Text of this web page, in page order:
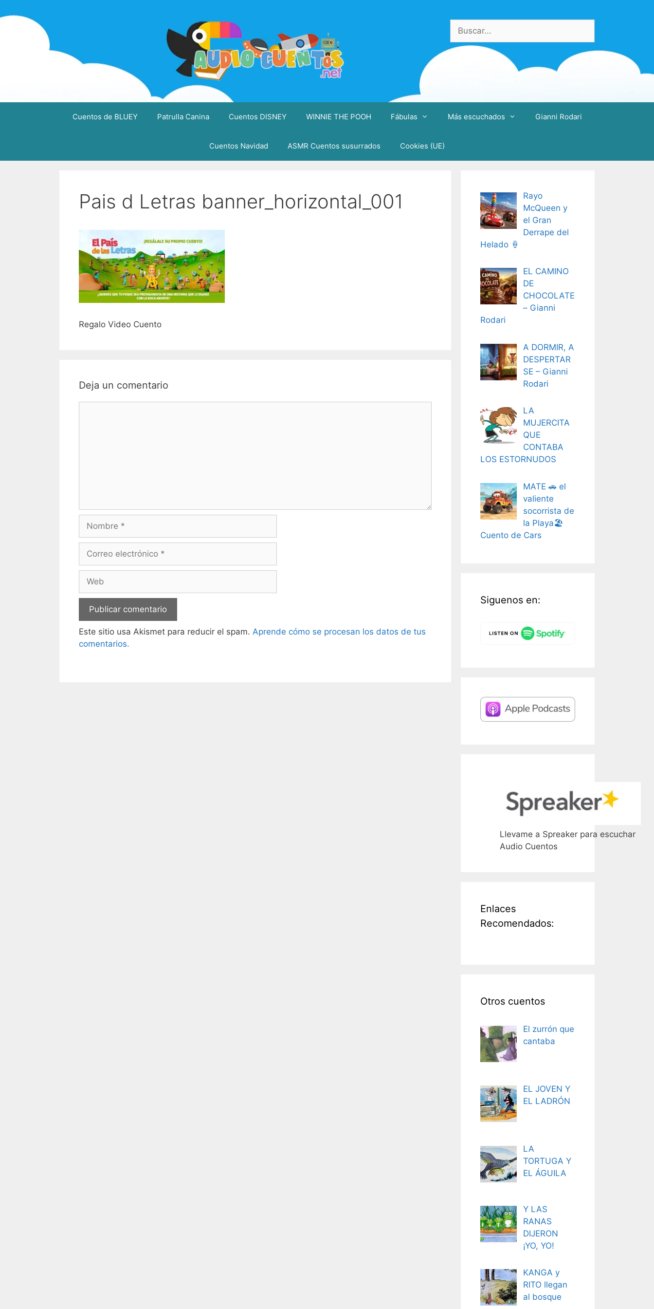
al
Buscar:
Cuentos de BLUEY Patrulla Canina Cuentos DISNEY WINNIE THE POOH Fábulas Más escuchados Gianni Rodari
Cuentos Navidad ASMR Cuentos susurrados Cookies (UE)
Pais d Letras banner_horizontal_001
Regalo Video Cuento
Deja un comentario
Nombre
Correo
Web
Este sitio usa Akismet para reducir el spam. Aprende cómo se procesan los datos de tus
comentarios.
Rayo
McQueen y
el Gran
Derrape del
Helado 🍦
EL CAMINO
DE
CHOCOLATE
– Gianni
Rodari
A DORMIR, A
DESPERTAR
SE – Gianni
Rodari
LA
MUJERCITA
QUE
CONTABA
LOS ESTORNUDOS
MATE 🚗 el
valiente
socorrista de
la Playa🏖️
Cuento de Cars
Siguenos en:
Llevame a Spreaker para escuchar
Audio Cuentos
Enlaces
Recomendados:
Otros cuentos
El zurrón que
cantaba
EL JOVEN Y
EL LADRÓN
LA
TORTUGA Y
EL ÁGUILA
Y LAS
RANAS
DIJERON
¡YO, YO!
KANGA y
RITO llegan
al bosque